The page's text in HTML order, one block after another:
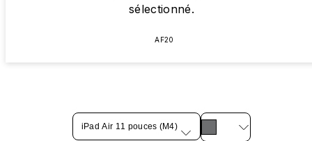
sélectionné.
AF20
iPad Air 11 pouces (M4)